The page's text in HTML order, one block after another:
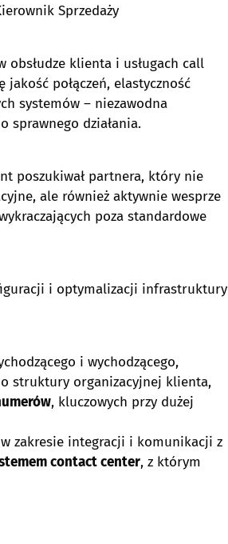
Sprzedaży
obsłudze klienta i usługach call
połączeń, elastyczność
systemów – niezawodna
sprawnego działania.
poszukiwał partnera, który nie
ale również aktywnie wesprze
poza standardowe
i optymalizacji infrastruktury
i wychodzącego,
struktury organizacyjnej klienta,
, kluczowych przy dużej
zakresie integracji i komunikacji z
contact center, z którym